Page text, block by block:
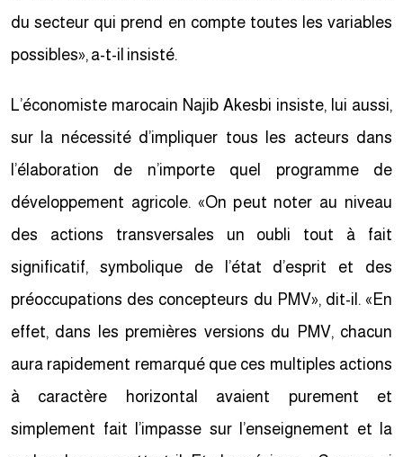
du secteur qui prend en compte toutes les variables
possibles», a-t-il insisté.
L’économiste marocain Najib Akesbi insiste, lui aussi,
sur la nécessité d’impliquer tous les acteurs dans
l’élaboration de n’importe quel programme de
développement agricole. «On peut noter au niveau
des actions transversales un oubli tout à fait
significatif, symbolique de l’état d’esprit et des
préoccupations des concepteurs du PMV», dit-il. «En
effet, dans les premières versions du PMV, chacun
aura rapidement remarqué que ces multiples actions
à caractère horizontal avaient purement et
simplement fait l’impasse sur l’enseignement et la